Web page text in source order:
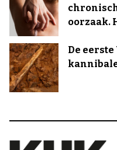
oorzaak.
De